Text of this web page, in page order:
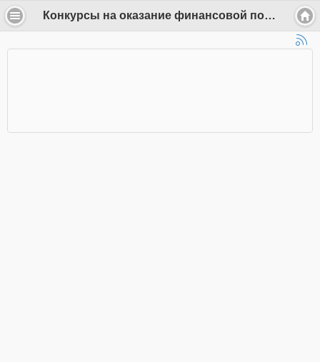
Конкурсы на оказание финансовой поддержки - k.slobodsk